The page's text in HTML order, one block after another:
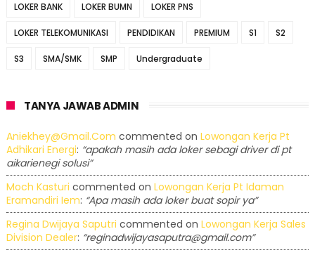
LOKER BANK LOKER BUMN LOKER PNS
LOKER TELEKOMUNIKASI PENDIDIKAN PREMIUM S1 S2
S3 SMA/SMK SMP Undergraduate
TANYA JAWAB ADMIN
Aniekhey@gmail.com commented on Lowongan Kerja Pt
Adhikari Energi: “apakah masih ada loker sebagi driver di pt
aikarienegi solusi”
Moch Kasturi commented on Lowongan Kerja Pt Idaman
Eramandiri Iem: “Apa masih ada loker buat sopir ya”
Regina Dwijaya Saputri commented on Lowongan Kerja Sales
Division Dealer: “reginadwijayasaputra@gmail.com”